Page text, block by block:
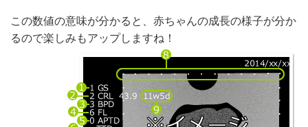
この数値の意味が分かると、赤ちゃんの成長の様子が分か
るので楽しみもアップしますね！